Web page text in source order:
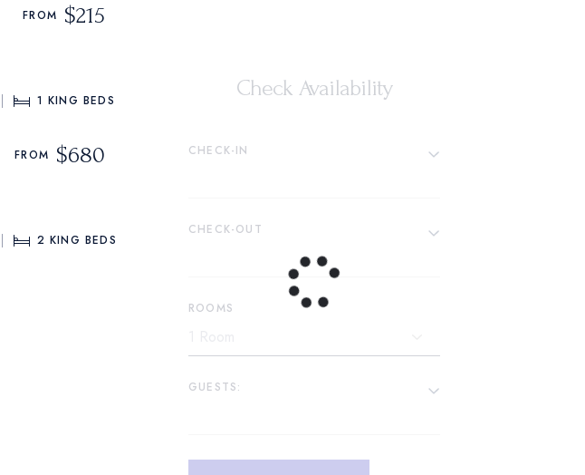
Coaching Sportif personnalisé
FROM $215
1 KING BEDS
FROM $680
2 KING BEDS
Check Availability
CHECK-IN
CHECK-OUT
ROOMS
GUESTS: